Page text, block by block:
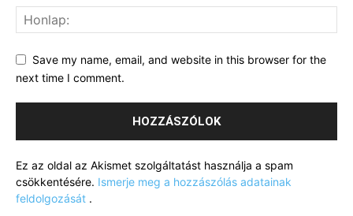
Save my name, email, and website in this browser for the
next time I comment.
Ez az oldal az Akismet szolgáltatást használja a spam
csökkentésére. Ismerje meg a hozzászólás adatainak
feldolgozását .